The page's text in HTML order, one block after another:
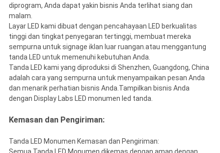
diprogram, Anda dapat yakin bisnis Anda terlihat siang dan
malam.
Layar LED kami dibuat dengan pencahayaan LED berkualitas
tinggi dan tingkat penyegaran tertinggi, membuat mereka
sempurna untuk signage iklan luar ruangan.atau menggantung
tanda LED untuk memenuhi kebutuhan Anda.
Tanda LED kami yang diproduksi di Shenzhen, Guangdong, China
adalah cara yang sempurna untuk menyampaikan pesan Anda
dan menarik perhatian bisnis Anda.Tampilkan bisnis Anda
dengan Display Labs LED monumen led tanda.
Kemasan dan Pengiriman:
Tanda LED Monumen Kemasan dan Pengiriman: